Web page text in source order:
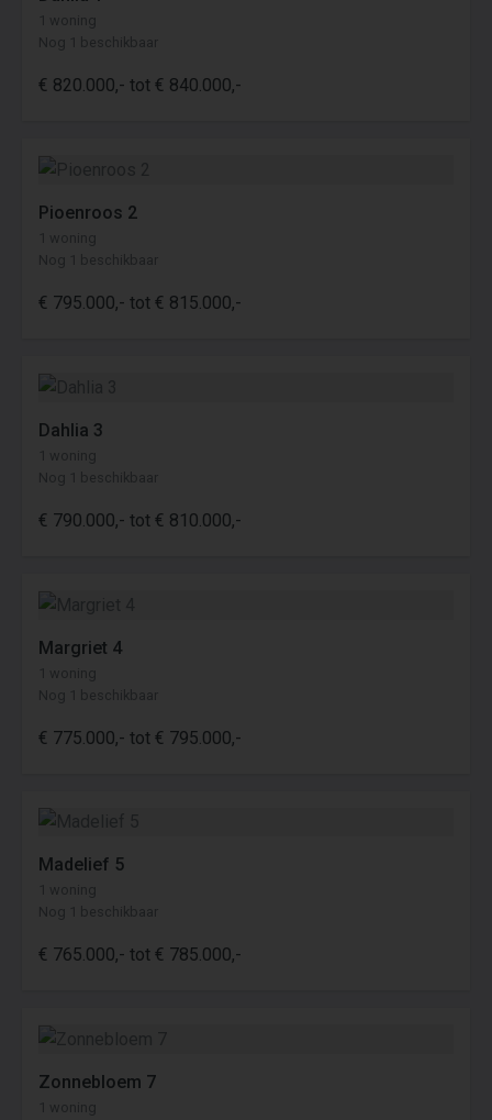
1 woning
Nog 1 beschikbaar
€ 820.000,- tot € 840.000,-
Pioenroos 2
1 woning
Nog 1 beschikbaar
€ 795.000,- tot € 815.000,-
Dahlia 3
1 woning
Nog 1 beschikbaar
€ 790.000,- tot € 810.000,-
Margriet 4
1 woning
Nog 1 beschikbaar
€ 775.000,- tot € 795.000,-
Madelief 5
1 woning
Nog 1 beschikbaar
€ 765.000,- tot € 785.000,-
Zonnebloem 7
1 woning